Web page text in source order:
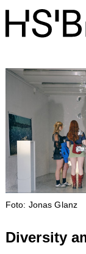
Foto: Jonas Glanz
Diversity